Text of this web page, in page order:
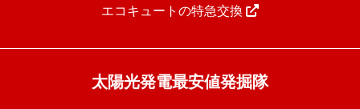
エコキュートの特急交換
太陽光発電最安値発掘隊